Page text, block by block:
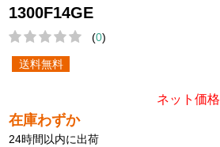
1300F14GE
(0)
送料無料
ネット価格
在庫わずか
24時間以内に出荷